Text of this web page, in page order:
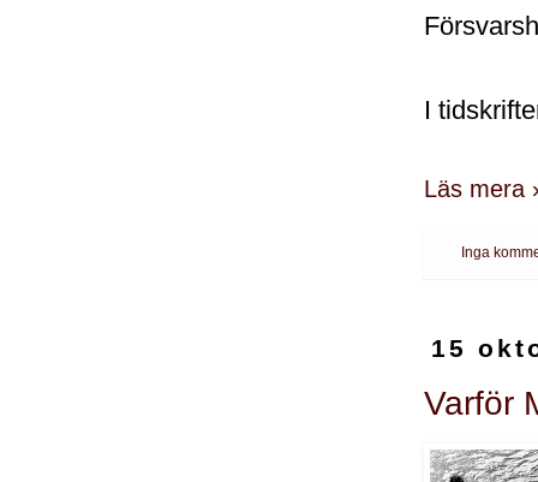
I
Läs mera
Inga
15
Varför